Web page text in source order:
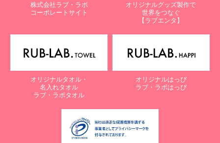
株式会社ラブ・ラボ
コーポレートサイト
オリジナルグッズ製作で
世界をつなぐ
【ラブエンタ】
オリジナルタオル・
名入れタオル
ラブ・ラボタオル
オリジナルはっぴ
ラブ・ラボはっぴ